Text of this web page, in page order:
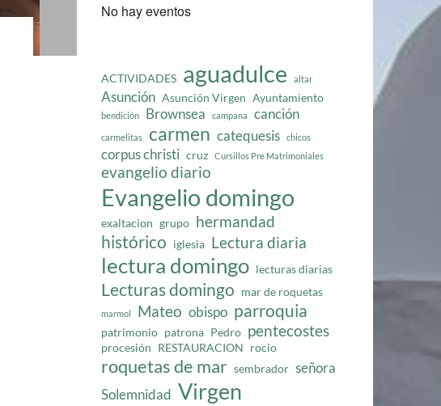
No hay eventos
ACTIVIDADES aguadulce altar
Asunción Asunción Virgen Ayuntamiento
bendición Brownsea campana canción
carmelitas carmen catequesis chicos
corpus christi cruz Cursillos Pre Matrimoniales
evangelio diario
Evangelio domingo
exaltacion grupo hermandad
histórico iglesia Lectura diaria
lectura domingo lecturas diarias
Lecturas domingo mar de roquetas
marmol Mateo obispo parroquia
patrimonio patrona Pedro pentecostes
procesión RESTAURACION rocio
roquetas de mar sembrador señora
Solemnidad Virgen